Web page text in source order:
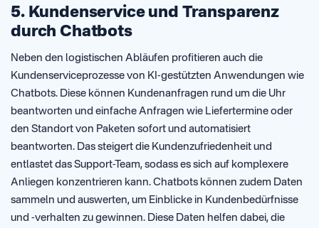
5. Kundenservice und Transparenz
durch Chatbots
Neben den logistischen Abläufen profitieren auch die
Kundenserviceprozesse von KI-gestützten Anwendungen wie
Chatbots. Diese können Kundenanfragen rund um die Uhr
beantworten und einfache Anfragen wie Liefertermine oder
den Standort von Paketen sofort und automatisiert
beantworten. Das steigert die Kundenzufriedenheit und
entlastet das Support-Team, sodass es sich auf komplexere
Anliegen konzentrieren kann. Chatbots können zudem Daten
sammeln und auswerten, um Einblicke in Kundenbedürfnisse
und -verhalten zu gewinnen. Diese Daten helfen dabei, die